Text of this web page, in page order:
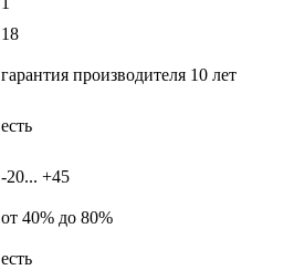
18
гарантия производителя 10 лет
есть
-20... +45
от 40% до 80%
есть